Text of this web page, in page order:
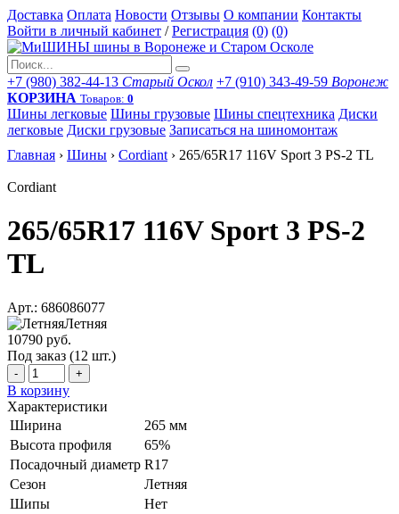
Доставка Оплата Новости Отзывы О компании Контакты
Войти в личный кабинет / Регистрация (0) (0)
+7 (980) 382-44-13 Старый Оскол +7 (910) 343-49-59 Воронеж
КОРЗИНА Товаров: 0
Шины легковые Шины грузовые Шины спецтехника Диски
легковые Диски грузовые Записаться на шиномонтаж
Главная › Шины › Cordiant › 265/65R17 116V Sport 3 PS-2 TL
Cordiant
265/65R17 116V Sport 3 PS-2
TL
Арт.: 686086077
Летняя
10790 руб.
Под заказ (12 шт.)
- +
В корзину
Характеристики
Ширина
265 мм
Высота профиля
65%
Посадочный диаметр R17
Сезон
Летняя
Шипы
Нет